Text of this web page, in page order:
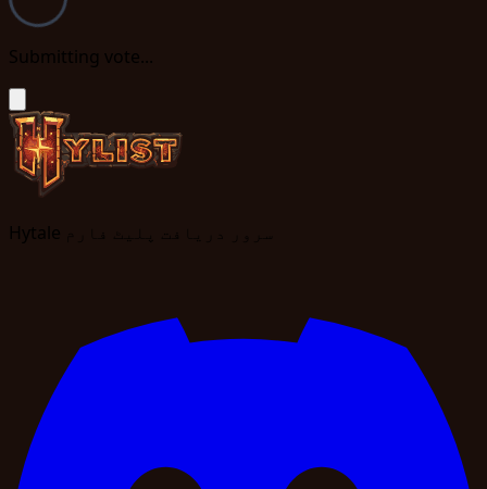
Submitting vote...
Hytale سرور دریافت پلیٹ فارم